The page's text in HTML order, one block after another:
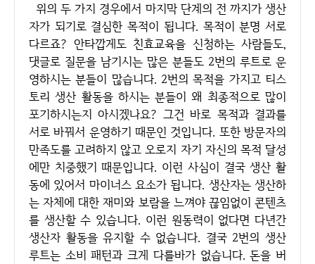
위의 두 가지 경우에서 마지막 단계의 전 까지가 생산
자가 되기로 결심한 목적이 됩니다. 목적이 분명 서로
다르죠? 안타깝게도 친효교육을 신청하는 사람들도,
댓글로 질문을 남기시는 많은 분들도 2번의 루트로 운
영하시는 분들이 많습니다. 2번의 목적을 가지고 티스
토리 생산 활동을 하시는 분들이 왜 최종적으로 많이
포기하시는지 아시겠나요? 그건 바로 목적과 결과를
서로 바꿔서 운영하기 때문인 것입니다. 또한 방문자의
만족도를 고려하지 않고 오로지 자기 자신의 목적 달성
에만 치중했기 때문입니다. 이런 사심이 결국 생산 활
동에 있어서 마이너스 요소가 됩니다. 생산자는 생산하
는 자체에 대한 재미와 보람을 느껴야 끊임없이 콘텐츠
를 생산할 수 있습니다. 이런 원동력이 없다면 다년간
생산자 활동을 유지할 수 없습니다. 결국 2번의 생산
루트는 소비 패턴과 크게 다를바가 없습니다. 돈을 버